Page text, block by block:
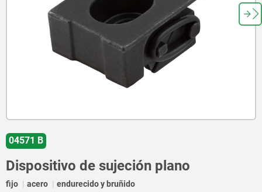
04571 B
Dispositivo de sujeción plano
fijo acero
endurecido y bruñido